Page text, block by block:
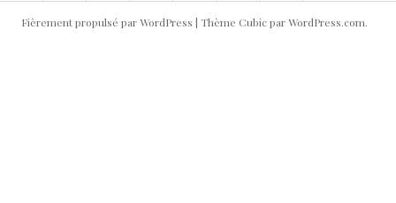
Fièrement propulsé par WordPress | Thème Cubic parWordPress.com.